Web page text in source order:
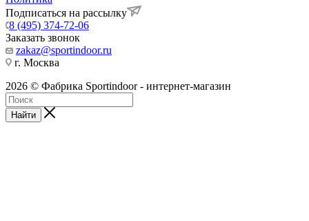
Подписаться на рассылку
8 (495) 374-72-06
Заказать звонок
zakaz@sportindoor.ru
г. Москва
2026 © Фабрика Sportindoor - интернет-магазин
Найти